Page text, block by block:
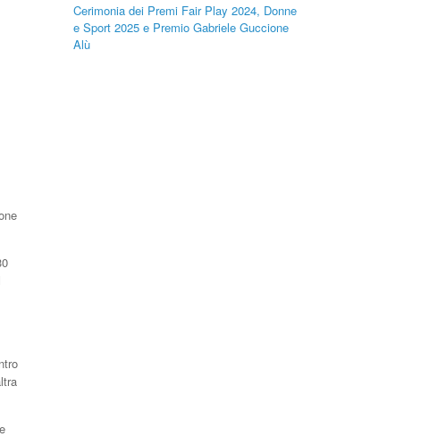
Cerimonia dei Premi Fair Play 2024, Donne
e Sport 2025 e Premio Gabriele Guccione
Alù